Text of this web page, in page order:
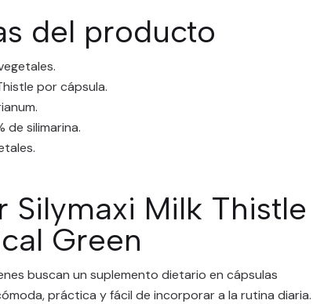
del producto
por cápsula.
silimarina.
Silymaxi Milk Thistle
Green
buscan un suplemento dietario en cápsulas
práctica y fácil de incorporar a la rutina diaria.